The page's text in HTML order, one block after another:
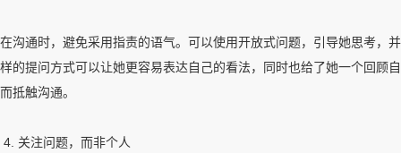
在沟通时，避免采用指责的语气。可以使用开放式问题，引导她思考，
样的提问方式可以让她更容易表达自己的看法，同时也给了她一个回顾
而抵触沟通。
4. 关注问题，而非个人